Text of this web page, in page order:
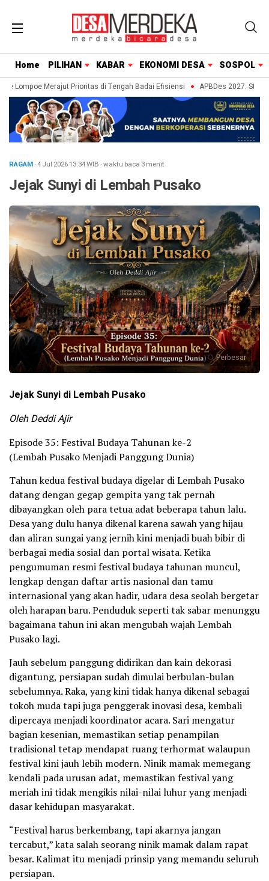
Home PILIHAN KABAR EKONOMI DESA SOSPOL
Lompoe Merajut Prioritas di Tengah Badai Efisiensi APBDes 2027:
RAGAM· 4 Jul 202613:34WIB ·waktu baca 3 menit
Jejak Sunyi di Lembah Pusako
Perbesar
Jejak Sunyi di Lembah Pusako
Oleh Deddi Ajir
Episode 35: Festival Budaya Tahunan ke-2
(Lembah Pusako Menjadi Panggung Dunia)
Tahun kedua festival budaya digelar di Lembah Pusako
datang dengan gegap gempita yang tak pernah
dibayangkan oleh para tetua adat beberapa tahun lalu.
Desa yang dulu hanya dikenal karena sawah yang hijau
dan aliran sungai yang jernih kini menjadi buah bibir di
berbagai media sosial dan portal wisata. Ketika
pengumuman resmi festival budaya tahunan muncul,
lengkap dengan daftar artis nasional dan tamu
internasional yang akan hadir, udara desa seolah bergetar
oleh harapan baru. Penduduk seperti tak sabar menunggu
bagaimana tahun ini akan mengubah wajah Lembah
Pusako lagi.
Jauh sebelum panggung didirikan dan kain dekorasi
digantung, persiapan sudah dimulai berbulan-bulan
sebelumnya. Raka, yang kini tidak hanya dikenal sebagai
tokoh muda tapi juga penggerak inovasi desa, kembali
dipercaya menjadi koordinator acara. Sari mengatur
bagian kesenian, memastikan setiap penampilan
tradisional tetap mendapat ruang terhormat walaupun
festival kini jauh lebih modern. Ninik mamak memegang
kendali pada urusan adat, memastikan festival yang
meriah ini tidak mengikis nilai-nilai luhur yang menjadi
dasar kehidupan masyarakat.
“Festival harus berkembang, tapi akarnya jangan
tercabut,” kata salah seorang ninik mamak dalam rapat
besar. Kalimat itu menjadi prinsip yang memandu seluruh
persiapan.